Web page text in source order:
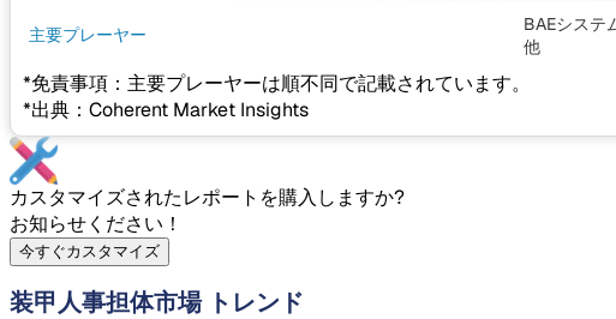
主要プレーヤー BAEシステ
他
*免責事項：主要プレーヤーは順不同で記載されています。
*出典：Coherent Market Insights
カスタマイズされたレポートを購入しますか?
お知らせください！
今すぐカスタマイズ
装甲人事担体市場 トレンド